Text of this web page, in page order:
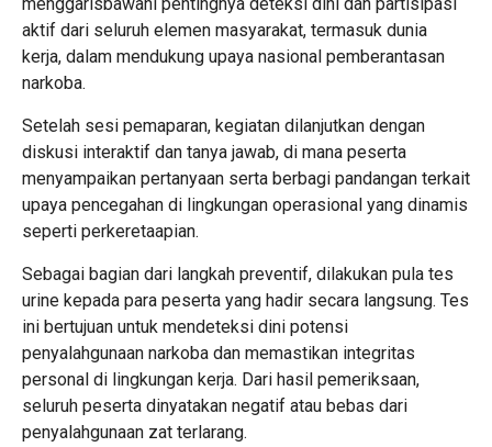
aktif dari seluruh elemen masyarakat, termasuk dunia
kerja, dalam mendukung upaya nasional pemberantasan
narkoba.
Setelah sesi pemaparan, kegiatan dilanjutkan dengan
diskusi interaktif dan tanya jawab, di mana peserta
menyampaikan pertanyaan serta berbagi pandangan terkait
upaya pencegahan di lingkungan operasional yang dinamis
seperti perkeretaapian.
Sebagai bagian dari langkah preventif, dilakukan pula tes
urine kepada para peserta yang hadir secara langsung. Tes
ini bertujuan untuk mendeteksi dini potensi
penyalahgunaan narkoba dan memastikan integritas
personal di lingkungan kerja. Dari hasil pemeriksaan,
seluruh peserta dinyatakan negatif atau bebas dari
penyalahgunaan zat terlarang.